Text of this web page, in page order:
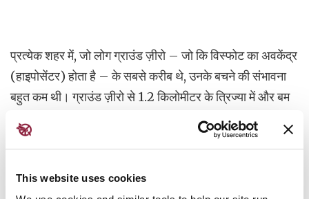
This website uses cookies
प्रत्येक शहर में, जो लोग ग्राउंड ज़ीरो – जो कि विस्फोट का अवकेंद्र
(हाइपोसेंटर) होता है – के सबसे करीब थे, उनके बचने की संभावना
बहुत कम थी। ग्राउंड ज़ीरो से 1.2 किलोमीटर के त्रिज्या में और बम
के प्रभावों से असुरक्षित लगभग हर व्यक्ति तुरंत या कुछ हफ्तों के भीतर
मर गया था।
अवकेंद्र पर जमीन का तापमान 3,000 से 4,000 डिग्री सेल्सियस
तक पहुंच गया था, जिससे 3.5 किलोमीटर दूर तक के लोग झुलस गए